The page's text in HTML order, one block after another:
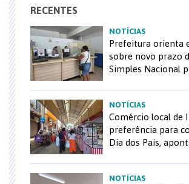
RECENTES
NOTÍCIAS
Prefeitura orienta
sobre novo prazo
Simples Nacional
NOTÍCIAS
Comércio local de
preferência para
Dia dos Pais,
NOTÍCIAS